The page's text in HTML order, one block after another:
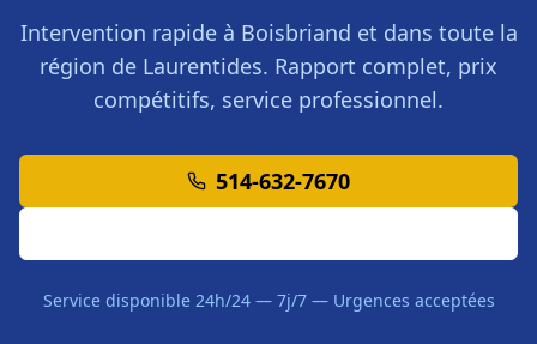
Intervention rapide à Boisbriand et dans toute la
région de Laurentides. Rapport complet, prix
compétitifs, service professionnel.
514-632-7670
Service disponible 24h/24 — 7j/7 — Urgences acceptées